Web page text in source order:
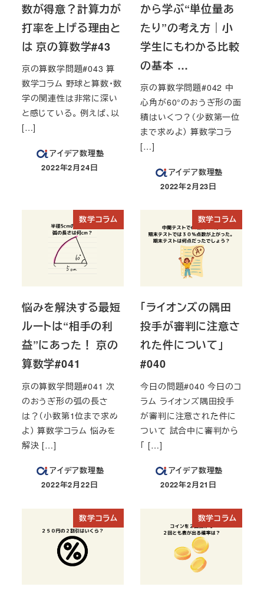
数が得意？計算力が
打率を上げる理由と
は 京の算数学#43
京の算数学問題#043 算
数学コラム 野球と算数・数
学の関連性は非常に深い
と感じている。 例えば、以
[…]
アイデア数理塾
投稿日
2022年2月24日
から学ぶ“単位量あ
たり”の考え方｜小
学生にもわかる比較
の基本 …
京の算数学問題#042 中
心角が60°のおうぎ形の面
積はいくつ？（少数第一位
まで求めよ） 算数学コラ
[…]
アイデア数理塾
投稿日
2022年2月23日
数学コラム
悩みを解決する最短
ルートは“相手の利
益”にあった！ 京の
算数学#041
京の算数学問題#041 次
のおうぎ形の弧の長さ
は？（小数第1位まで求め
よ） 算数学コラム 悩みを
解決 […]
アイデア数理塾
投稿日
2022年2月22日
数学コラム
「ライオンズの隅田
投手が審判に注意さ
れた件について」
#040
今日の問題#040 今日のコ
ラム ライオンズ隅田投手
が審判に注意された件に
ついて 試合中に審判から
「 […]
アイデア数理塾
投稿日
2022年2月21日
数学コラム 数学コラム